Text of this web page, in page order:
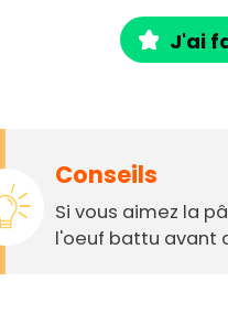
J'ai
Conseils
Si vous aimez la
l'oeuf battu avant